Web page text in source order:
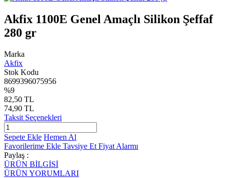
Akfix 1100E Genel Amaçlı Silikon Şeffaf
280 gr
Marka
Akfix
Stok Kodu
8699396075956
%9
82,50 TL
74,90 TL
Taksit Seçenekleri
Sepete Ekle Hemen Al
Favorilerime Ekle Tavsiye Et Fiyat Alarmı
Paylaş :
ÜRÜN BİLGİSİ
ÜRÜN YORUMLARI